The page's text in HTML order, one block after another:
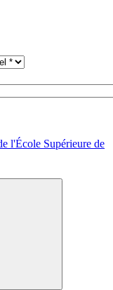
l'École Supérieure de